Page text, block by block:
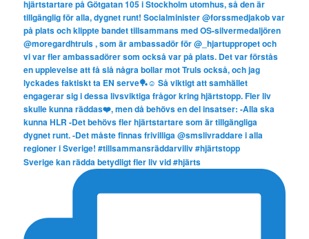
Sverige kan rädda betydligt fler liv vid #hjärts